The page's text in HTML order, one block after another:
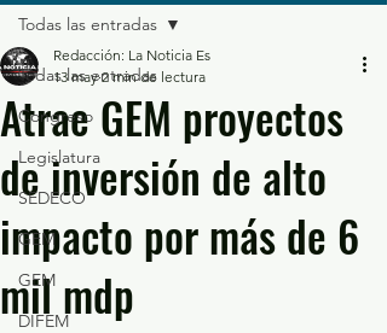
Todas las entradas
Congreso
Legislatura
SEDECO
GEM
GEM
DIFEM
Todas las entradas
Atrae GEM proyectos
de inversión de alto
impacto por más de 6
mil mdp
Redacción: La Noticia Es
13 may 2 min de lectura